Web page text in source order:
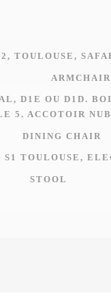
ARMCHAIR
DINING CHAIR
STOOL